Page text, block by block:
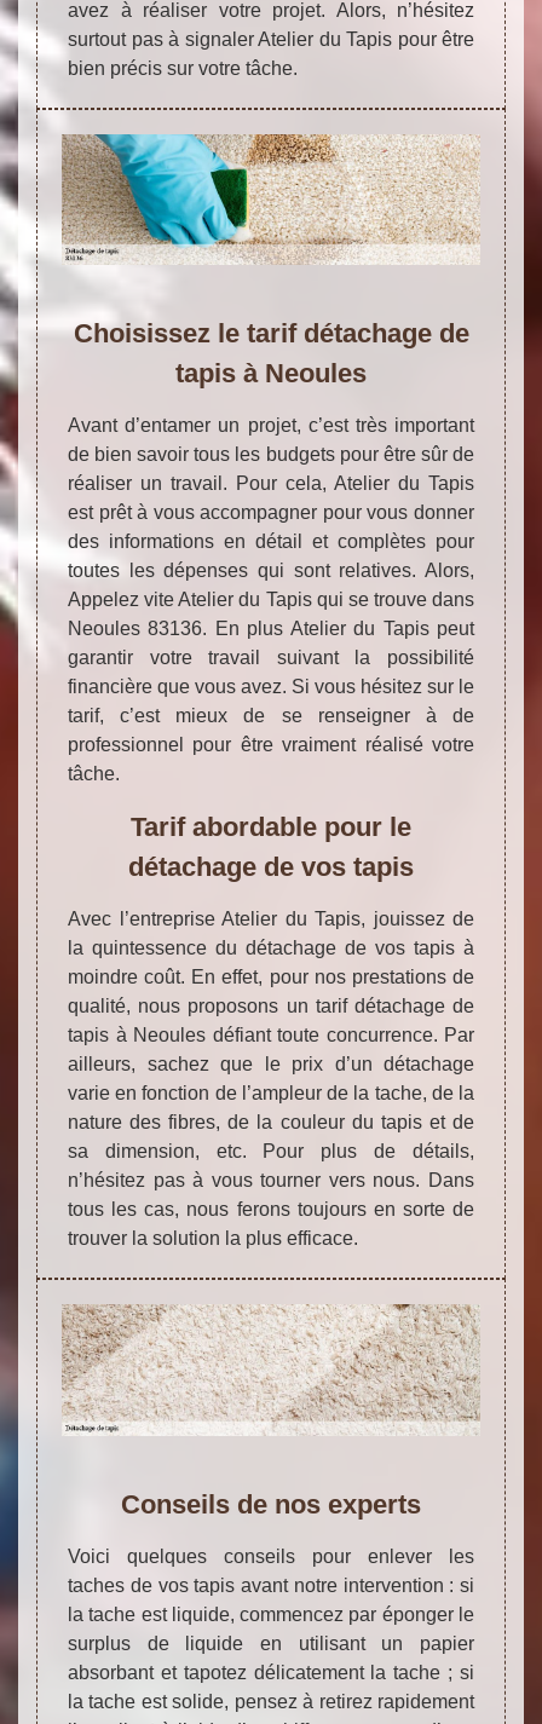
avez à réaliser votre projet. Alors, n’hésitez
surtout pas à signaler Atelier du Tapis pour être
bien précis sur votre tâche.
Choisissez le tarif détachage de
tapis à Neoules
Avant d’entamer un projet, c’est très important
de bien savoir tous les budgets pour être sûr de
réaliser un travail. Pour cela, Atelier du Tapis
est prêt à vous accompagner pour vous donner
des informations en détail et complètes pour
toutes les dépenses qui sont relatives. Alors,
Appelez vite Atelier du Tapis qui se trouve dans
Neoules 83136. En plus Atelier du Tapis peut
garantir votre travail suivant la possibilité
financière que vous avez. Si vous hésitez sur le
tarif, c’est mieux de se renseigner à de
professionnel pour être vraiment réalisé votre
tâche.
Tarif abordable pour le
détachage de vos tapis
Avec l’entreprise Atelier du Tapis, jouissez de
la quintessence du détachage de vos tapis à
moindre coût. En effet, pour nos prestations de
qualité, nous proposons un tarif détachage de
tapis à Neoules défiant toute concurrence. Par
ailleurs, sachez que le prix d’un détachage
varie en fonction de l’ampleur de la tache, de la
nature des fibres, de la couleur du tapis et de
sa dimension, etc. Pour plus de détails,
n’hésitez pas à vous tourner vers nous. Dans
tous les cas, nous ferons toujours en sorte de
trouver la solution la plus efficace.
Conseils de nos experts
Voici quelques conseils pour enlever les
taches de vos tapis avant notre intervention : si
la tache est liquide, commencez par éponger le
surplus de liquide en utilisant un papier
absorbant et tapotez délicatement la tache ; si
la tache est solide, pensez à retirez rapidement